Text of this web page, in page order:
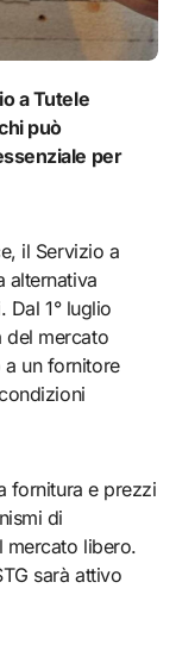
può
per
il Servizio a
alternativa
Dal 1° luglio
del mercato
a un fornitore
fornitura e prezzi
di
mercato libero.
sarà attivo